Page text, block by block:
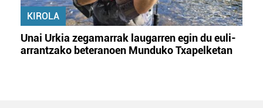
KIROLA
Unai Urkia zegamarrak laugarren egin du euli-
arrantzako beteranoen Munduko Txapelketan